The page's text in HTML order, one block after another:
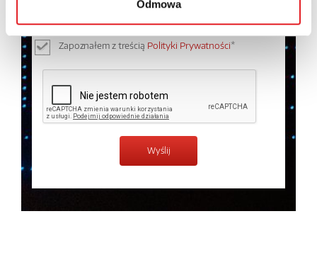
Odmowa
Zapoznałem z treścią Polityki Prywatności*